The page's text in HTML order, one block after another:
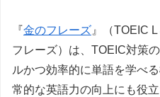
『金のフレーズ 』（TOEIC
フレーズ）は、TOEIC対策
ルかつ効率的に単語を学べ
常的な英語力の向上にも役